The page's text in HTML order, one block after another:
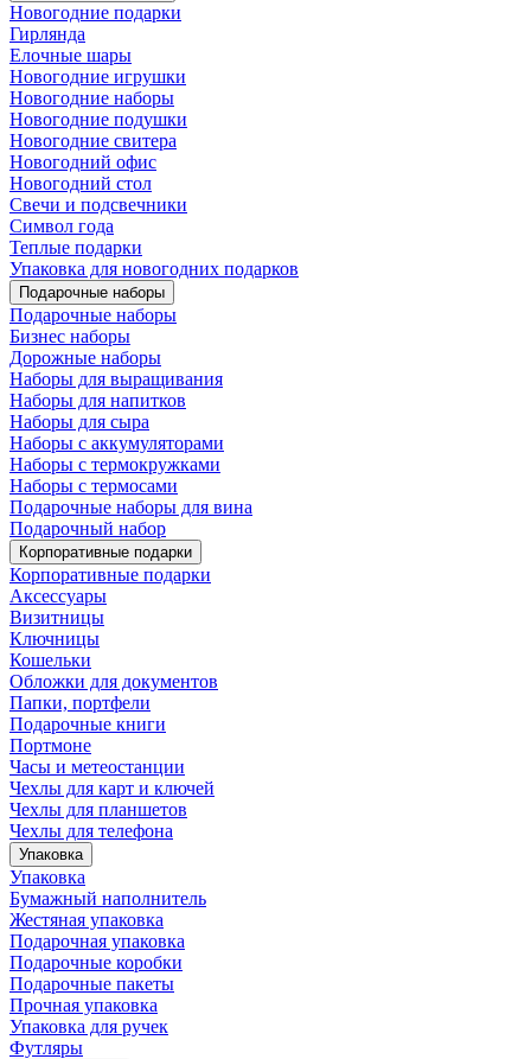
Новогодние подарки
Гирлянда
Елочные шары
Новогодние игрушки
Новогодние наборы
Новогодние подушки
Новогодние свитера
Новогодний офис
Новогодний стол
Свечи и подсвечники
Символ года
Теплые подарки
Упаковка для новогодних подарков
Подарочные наборы
Подарочные наборы
Бизнес наборы
Дорожные наборы
Наборы для выращивания
Наборы для напитков
Наборы для сыра
Наборы с аккумуляторами
Наборы с термокружками
Наборы с термосами
Подарочные наборы для вина
Подарочный набор
Корпоративные подарки
Корпоративные подарки
Аксессуары
Визитницы
Ключницы
Кошельки
Обложки для документов
Папки, портфели
Подарочные книги
Портмоне
Часы и метеостанции
Чехлы для карт и ключей
Чехлы для планшетов
Чехлы для телефона
Упаковка
Упаковка
Бумажный наполнитель
Жестяная упаковка
Подарочная упаковка
Подарочные коробки
Подарочные пакеты
Прочная упаковка
Упаковка для ручек
Футляры